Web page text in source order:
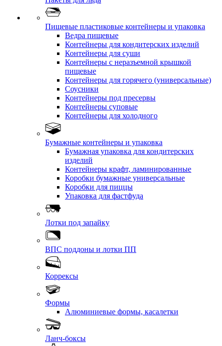
Пищевые пластиковые контейнеры и упаковка
Ведра пищевые
Контейнеры для кондитерских изделий
Контейнеры для суши
Контейнеры с неразъемной крышкой
пищевые
Контейнеры для горячего (универсальные)
Соусники
Контейнеры под пресервы
Контейнеры суповые
Контейнеры для холодного
Бумажные контейнеры и упаковка
Бумажная упаковка для кондитерских
изделий
Контейнеры крафт, ламинированные
Коробки бумажные универсальные
Коробки для пиццы
Упаковка для фастфуда
Лотки под запайку
ВПС поддоны и лотки ПП
Коррексы
Формы
Алюминиевые формы, касалетки
Ланч-боксы